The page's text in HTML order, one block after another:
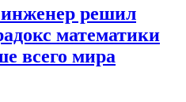
решил
математики
всего мира